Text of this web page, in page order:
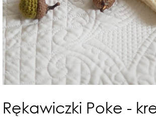
Rękawiczki Poke -